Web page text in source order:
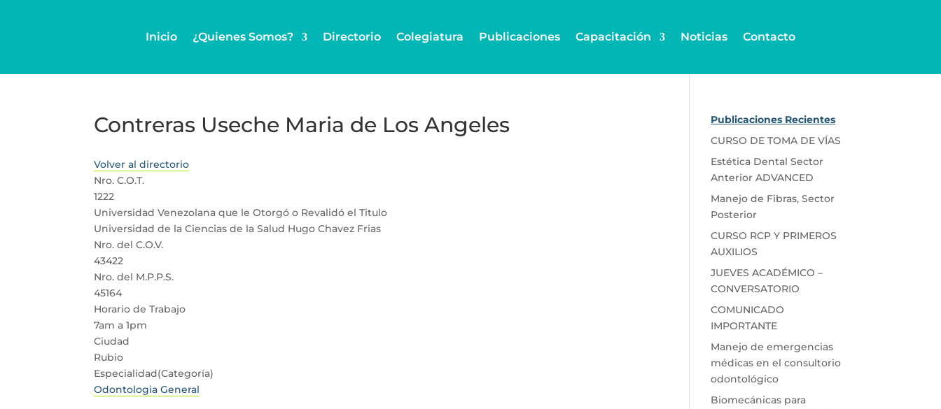
Inicio ¿Quienes Somos? Directorio Colegiatura Publicaciones Capacitación Noticias Contacto
Contreras Useche Maria de Los Angeles
Volver al directorio
Nro. C.O.T.
1222
Universidad Venezolana que le Otorgó o Revalidó el Titulo
Universidad de la Ciencias de la Salud Hugo Chavez Frias
Nro. del C.O.V.
43422
Nro. del M.P.P.S.
45164
Horario de Trabajo
7am a 1pm
Ciudad
Rubio
Especialidad(Categoría)
Odontologia General
Publicaciones Recientes
CURSO DE TOMA DE VÍAS
Estética Dental Sector
Anterior ADVANCED
Manejo de Fibras, Sector
Posterior
CURSO RCP Y PRIMEROS
AUXILIOS
JUEVES ACADÉMICO –
CONVERSATORIO
COMUNICADO
IMPORTANTE
Manejo de emergencias
médicas en el consultorio
odontológico
Biomecánicas para